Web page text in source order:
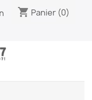
shopping_cart Panier (0)